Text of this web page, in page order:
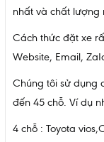
nhất và chất lượng
Cách thức đặt xe
Website, Email,
Chúng tôi sử dụng
đến 45 chỗ. Ví dụ
4 chỗ : Toyota